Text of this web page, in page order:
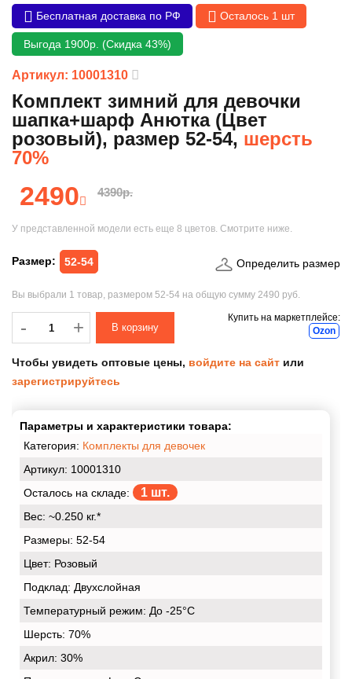
Бесплатная доставка по РФ Осталось 1 шт
Выгода 1900р. (Скидка 43%)
Артикул: 10001310
Комплект зимний для девочки
шапка+шарф Анютка (Цвет
розовый), размер 52-54, шерсть
70%
2490 4390р.
У представленной модели есть еще 8 цветов. Смотрите ниже.
Размер: 52-54 Определить размер
Вы выбрали 1 товар, размером 52-54 на общую сумму 2490 руб.
-
- +
Купить на маркетплейсе:
Ozon
Чтобы увидеть оптовые цены, войдите на сайт или
зарегистрируйтесь
Параметры и характеристики товара:
Категория: Комплекты для девочек
Артикул: 10001310
Осталось на складе:
1 шт.
Вес: ~0.250 кг.*
Размеры: 52-54
Цвет: Розовый
Подклад: Двухслойная
Температурный режим: До -25°С
Шерсть: 70%
Акрил: 30%